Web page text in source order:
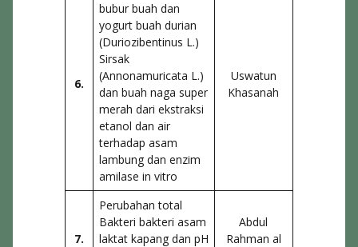
6.
bubur buah dan
yogurt buah durian
(Duriozibentinus L.)
Sirsak
(Annonamuricata L.)
dan buah naga super
merah dari ekstraksi
etanol dan air
terhadap asam
lambung dan enzim
amilase in vitro
Uswatun
Khasanah
7.
Perubahan total
Bakteri bakteri asam
laktat kapang dan pH
Abdul
Rahman al